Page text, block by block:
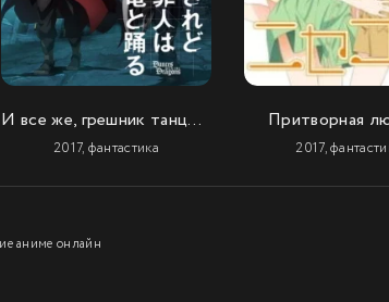
И все же, грешник танцует с драконом
2017, фантастика
Притворная
2017,
аниме онлайн